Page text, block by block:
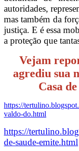
autoridades,
mas também da
justiça. E é essa
a proteção que
Vejam
agrediu sua
Casa
https://
valdo-do.html
https://
de-saude-emite.html